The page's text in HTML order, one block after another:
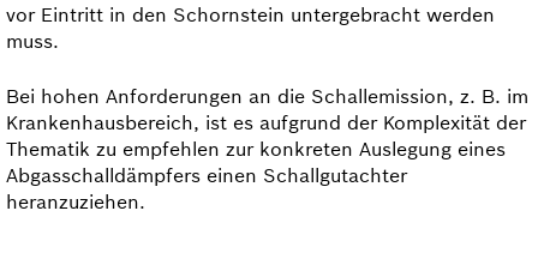
vor Eintritt in den Schornstein untergebracht werden
muss.
Bei hohen Anforderungen an die Schallemission, z. B. im
Krankenhausbereich, ist es aufgrund der Komplexität der
Thematik zu empfehlen zur konkreten Auslegung eines
Abgasschalldämpfers einen Schallgutachter
heranzuziehen.